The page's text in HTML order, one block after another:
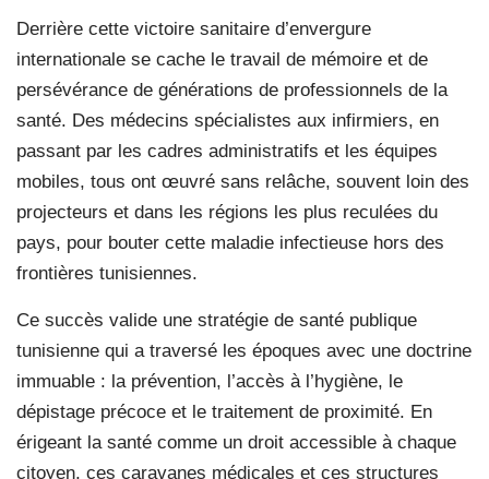
Derrière cette victoire sanitaire d’envergure
internationale se cache le travail de mémoire et de
persévérance de générations de professionnels de la
santé. Des médecins spécialistes aux infirmiers, en
passant par les cadres administratifs et les équipes
mobiles, tous ont œuvré sans relâche, souvent loin des
projecteurs et dans les régions les plus reculées du
pays, pour bouter cette maladie infectieuse hors des
frontières tunisiennes.
Ce succès valide une stratégie de santé publique
tunisienne qui a traversé les époques avec une doctrine
immuable : la prévention, l’accès à l’hygiène, le
dépistage précoce et le traitement de proximité. En
érigeant la santé comme un droit accessible à chaque
citoyen, ces caravanes médicales et ces structures